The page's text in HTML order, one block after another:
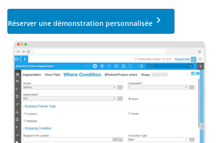
Réserver une démonstration personnalisée keyboard_arrow_right